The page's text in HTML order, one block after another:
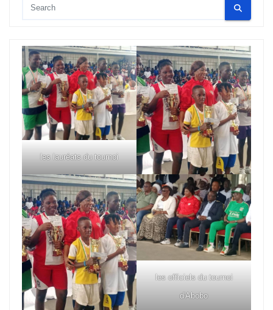
les lauréats du tournoi
les officiels du tournoi
d'Abobo